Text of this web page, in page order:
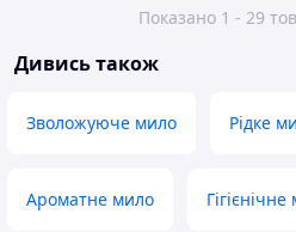
Показано 1 - 29
Дивись також
Зволожуюче мило Рідке
Ароматне мило